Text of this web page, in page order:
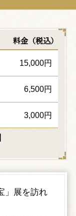
料金（税込）
15,000円
6,500円
3,000円
」展を訪れ